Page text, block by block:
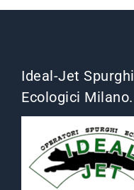
Ideal-Jet Spurghi
Ecologici Milano.